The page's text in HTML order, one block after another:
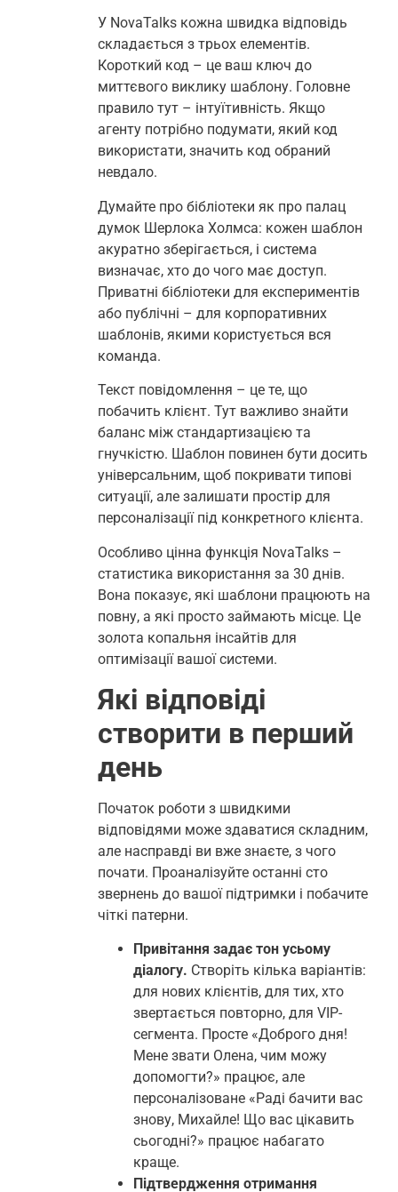
У NovaTalks кожна швидка відповідь
складається з трьох елементів.
Короткий код – це ваш ключ до
миттєвого виклику шаблону. Головне
правило тут – інтуїтивність. Якщо
агенту потрібно подумати, який код
використати, значить код обраний
невдало.
Думайте про бібліотеки як про палац
думок Шерлока Холмса: кожен шаблон
акуратно зберігається, і система
визначає, хто до чого має доступ.
Приватні бібліотеки для експериментів
або публічні – для корпоративних
шаблонів, якими користується вся
команда.
Текст повідомлення – це те, що
побачить клієнт. Тут важливо знайти
баланс між стандартизацією та
гнучкістю. Шаблон повинен бути досить
універсальним, щоб покривати типові
ситуації, але залишати простір для
персоналізації під конкретного клієнта.
Особливо цінна функція NovaTalks –
статистика використання за 30 днів.
Вона показує, які шаблони працюють на
повну, а які просто займають місце. Це
золота копальня інсайтів для
оптимізації вашої системи.
Які відповіді
створити в перший
день
Початок роботи з швидкими
відповідями може здаватися складним,
але насправді ви вже знаєте, з чого
почати. Проаналізуйте останні сто
звернень до вашої підтримки і побачите
чіткі патерни.
Привітання задає тон усьому
діалогу. Створіть кілька варіантів:
для нових клієнтів, для тих, хто
звертається повторно, для VIP-
сегмента. Просте «Доброго дня!
Мене звати Олена, чим можу
допомогти?» працює, але
персоналізоване «Раді бачити вас
знову, Михайле! Що вас цікавить
сьогодні?» працює набагато
краще.
Підтвердження отримання